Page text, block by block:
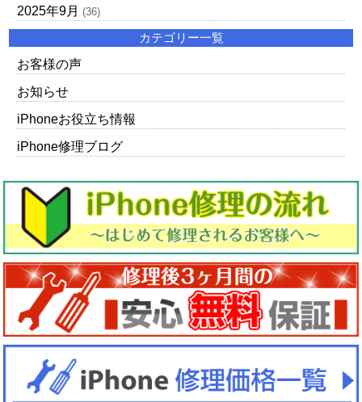
2025年9月 (36)
カテゴリー一覧
お客様の声
お知らせ
iPhoneお役立ち情報
iPhone修理ブログ